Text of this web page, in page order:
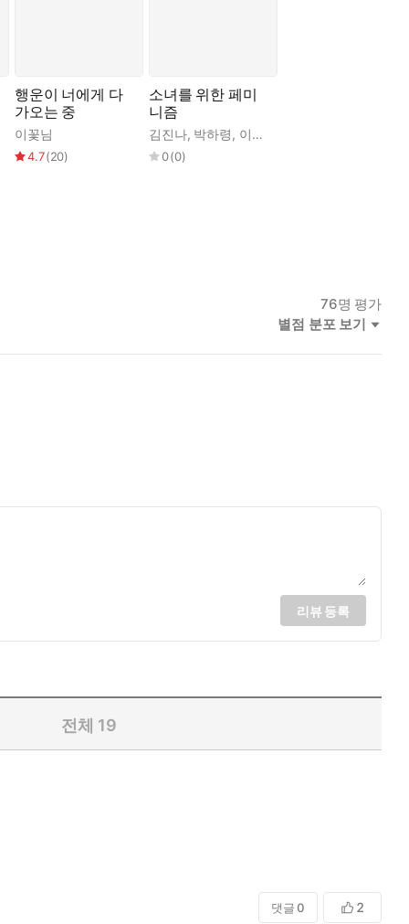
행운이 너에게 다
가오는 중
이꽃님
4.7(20)
소녀를 위한 페미
니즘
김진나, 박하령, 이꽃님
0(0)
76명 평가
별점 분포 보기
리뷰 등록
전체 19
댓글 0 2